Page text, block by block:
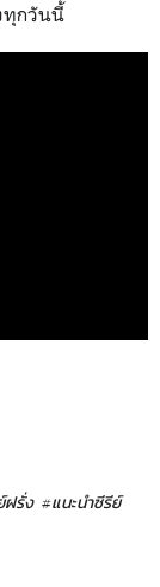
ทุกวันนี้
ฝรั่ง #แนะนำซีรีย์